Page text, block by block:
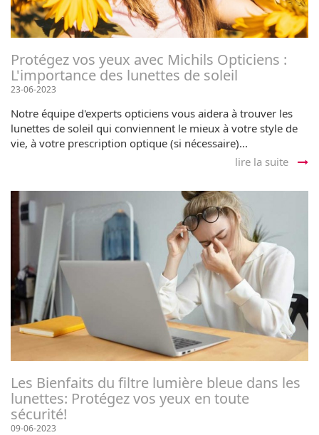
Protégez vos yeux avec Michils Opticiens :
L'importance des lunettes de soleil
23-06-2023
Notre équipe d'experts opticiens vous aidera à trouver les
lunettes de soleil qui conviennent le mieux à votre style de
vie, à votre prescription optique (si nécessaire)...
lire la suite
Les Bienfaits du filtre lumière bleue dans les
lunettes: Protégez vos yeux en toute
sécurité!
09-06-2023